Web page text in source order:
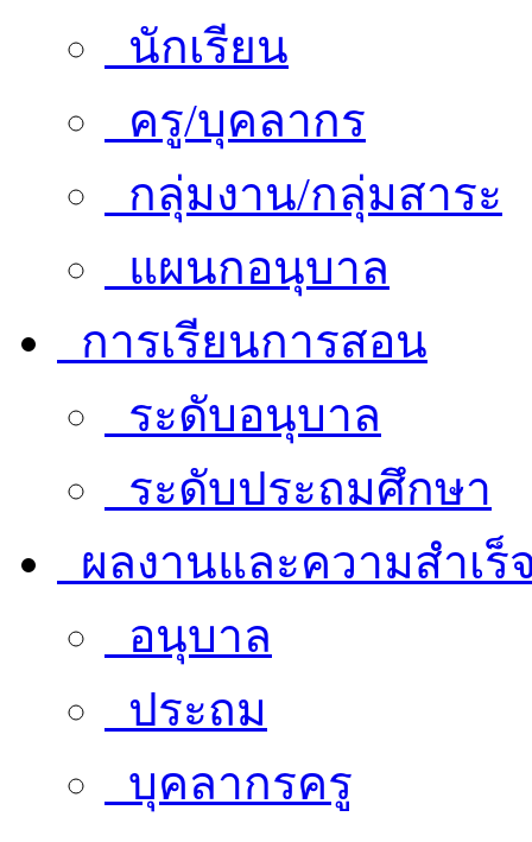
นักเรียน
ครู/บุคลากร
กลุ่มงาน/กลุ่มสาระ
แผนกอนุบาล
การเรียนการสอน
ระดับอนุบาล
ระดับประถมศึกษา
ผลงานและความสำเร็
อนุบาล
ประถม
บุคลากรครู